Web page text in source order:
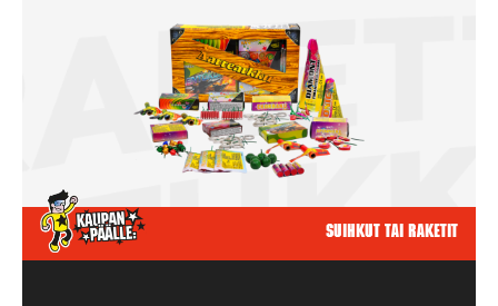
Suihkut tai raketit